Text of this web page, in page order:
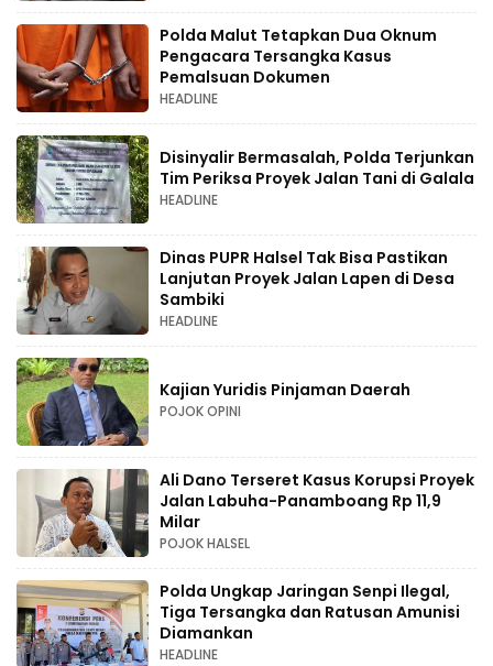
Polda Malut Tetapkan Dua Oknum
Pengacara Tersangka Kasus
Pemalsuan Dokumen
HEADLINE
Disinyalir Bermasalah, Polda Terjunkan
Tim Periksa Proyek Jalan Tani di Galala
HEADLINE
Dinas PUPR Halsel Tak Bisa Pastikan
Lanjutan Proyek Jalan Lapen di Desa
Sambiki
HEADLINE
Kajian Yuridis Pinjaman Daerah
POJOK OPINI
Ali Dano Terseret Kasus Korupsi Proyek
Jalan Labuha-Panamboang Rp 11,9
Milar
POJOK HALSEL
Polda Ungkap Jaringan Senpi Ilegal,
Tiga Tersangka dan Ratusan Amunisi
Diamankan
HEADLINE